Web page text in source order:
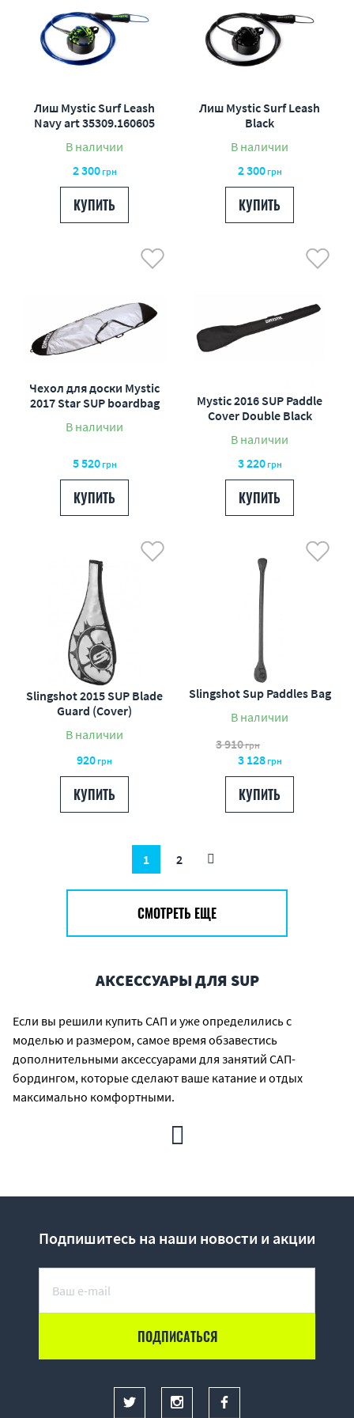
Лиш Mystic Surf Leash
Navy art 35309.160605
В наличии
2 300грн
КУПИТЬ
Лиш Mystic Surf Leash
Black
В наличии
2 300грн
КУПИТЬ
Чехол для доски Mystic
2017 Star SUP boardbag
В наличии
5 520грн
КУПИТЬ
Mystic 2016 SUP Paddle
Cover Double Black
В наличии
3 220грн
КУПИТЬ
Slingshot 2015 SUP Blade
Guard (Cover)
В наличии
920грн
КУПИТЬ
Slingshot Sup Paddles Bag
В наличии
3 910грн
3 128грн
КУПИТЬ
1 2
СМОТРЕТЬ ЕЩЕ
АКСЕССУАРЫ ДЛЯ SUP
Если вы решили купить САП и уже определились с
моделью и размером, самое время обзавестись
дополнительными аксессуарами для занятий САП-
бордингом, которые сделают ваше катание и отдых
максимально комфортными.
PFD или попросту
серфинга приравнивает SUP к судам. Поэтому, выходя на
SUP’е в море или на середину реки, вы обязаны быть в
солнца, то у вас также должны быть свисток и фонарик, а
Подпишитесь на наши новости и акции